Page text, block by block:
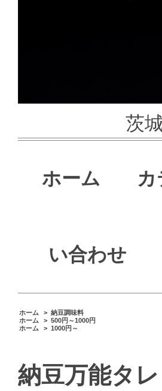
茨
ホーム
い合わせ
ホーム > 納豆調味料
ホーム
> 500円～1000円
ホーム
> 1000円～
納豆万能タレ